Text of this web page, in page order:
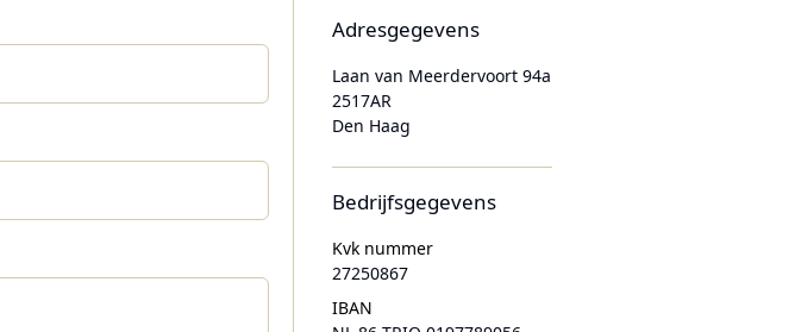
Adresgegevens
Laan van Meerdervoort 94a
2517AR
Den Haag
Bedrijfsgegevens
Kvk nummer
27250867
IBAN